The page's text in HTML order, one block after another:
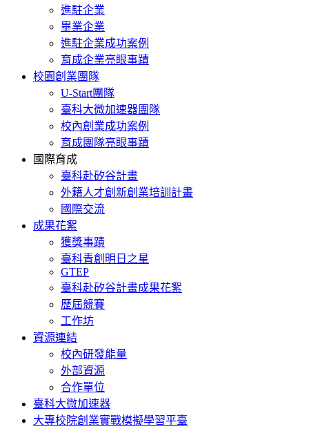
進駐企業
畢業企業
進駐企業成功案例
育成企業亮眼事蹟
校園創業團隊
U-Start團隊
臺科大微加速器團隊
校內創業成功案例
育成團隊亮眼事蹟
國際育成
臺科赴矽谷計畫
外籍人才創新創業培訓計畫
國際交流
成果花絮
獲獎事蹟
臺科青創明日之星
GTEP
臺科赴矽谷計畫成果花絮
歷屆競賽
工作坊
資源連結
校內研發能量
外部資源
合作單位
臺科大微加速器
大專校院創業實戰模擬學習平臺